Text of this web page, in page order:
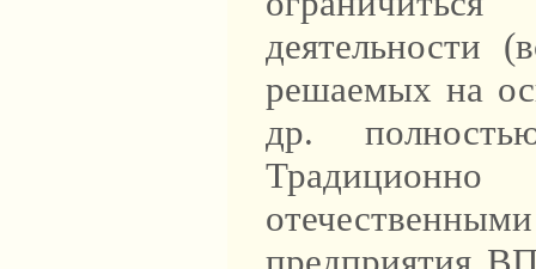
деятельности
решаемых на
др.